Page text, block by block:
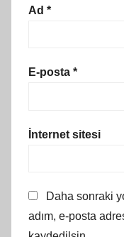
Ad *
E-posta *
İnternet sitesi
Daha sonraki
adım, e-posta